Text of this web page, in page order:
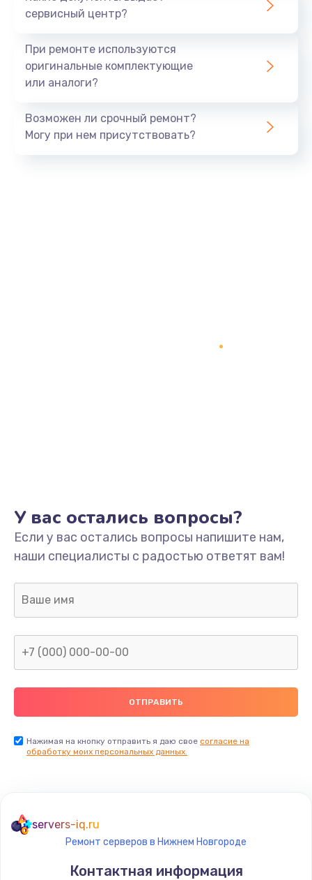
Восстановление данных
Заказать
1060 руб.
Заказать
995 руб.
Заказать
Замена шлейфа матрицы
2600 руб.
Заказать
Замена видеочипа
Ремонт разъема питания
745 руб.
Заказать
сервисный центр?
При ремонте используются
оригинальные комплектующие
или аналоги?
Возможен ли срочный ремонт?
Могу при нем присутствовать?
У вас остались вопросы?
Если у вас остались вопросы напишите нам,
наши специалисты с радостью ответят вам!
Нажимая на кнопку отправить я даю свое согласие на
обработку моих персональных данных.
servers-iq.ru
Ремонт серверов в Нижнем Новгороде
Контактная информация